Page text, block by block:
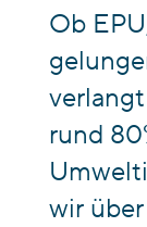
Ob
rund
wir